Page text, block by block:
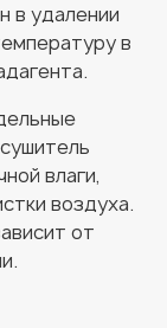
в удалении
в
влаги,
воздуха.
от